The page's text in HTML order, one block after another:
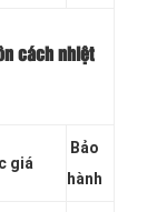
cách nhiệt
giá
Bảo
hành